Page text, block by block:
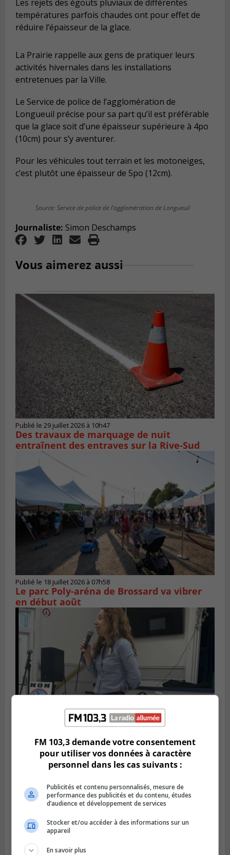
Les rejets des égouts pluviaux de différentes
températures parfois chaudes ont pour effet de
réduire l’épaisseur de la glace.
La Prairie rappelle aux gens de pratiquer leurs
activités hivernales dans les installations
entretenues par la Ville.
Le Service de police de l’agglomération de
Longueuil précise pour sa part qu’il est préférable
que la glace soit d’une épaisseur supérieure à 4po
(10cm) pour s’y aventurer.
Pour les véhicules tout terrain et les motoneiges,
c’est plutôt une épaisseur de 5po (12cm).
Source: Service de police de l’agglomération de Longueuil
Journaliste: Simon Deschamps
Vous aimerez aussi
Publié le 29 juillet 2026 à 10h47
Des travaux de marquage de nuit
entraînent des entraves sur la Rive-Sud
Publié le 18 juillet 2026 à 07h58
Le parc Poly-aréna de Brossard va vibrer
en début août
Publié le 6 juillet 2026 à 11h18
Climat Québec dévoile deux candidats
pour l’Agglomération
FM 103,3 demande votre consentement
pour utiliser vos données à caractère
personnel dans les cas suivants :
Publicités et contenu personnalisés, mesure de
performance des publicités et du contenu, études
d’audience et développement de services
Stocker et/ou accéder à des informations sur un
appareil
En savoir plus